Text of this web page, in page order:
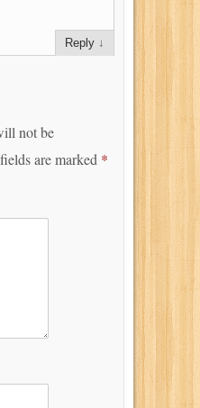
Reply ↓
not be
are marked *